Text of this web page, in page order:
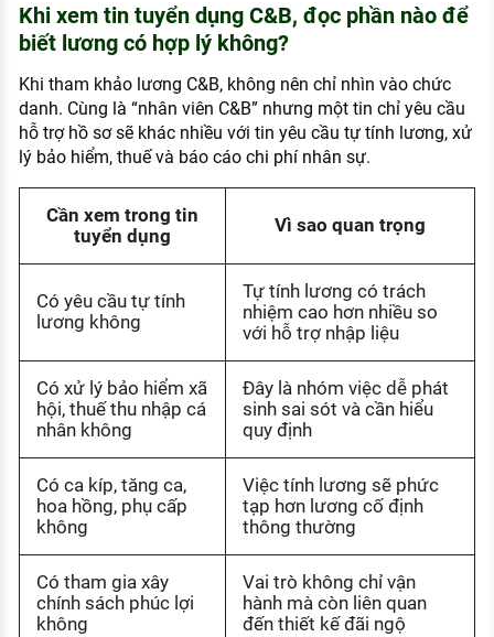
Khi xem tin tuyển dụng C&B, đọc phần nào để
biết lương có hợp lý không?
Khi tham khảo lương C&B, không nên chỉ nhìn vào chức
danh. Cùng là “nhân viên C&B” nhưng một tin chỉ yêu cầu
hỗ trợ hồ sơ sẽ khác nhiều với tin yêu cầu tự tính lương, xử
lý bảo hiểm, thuế và báo cáo chi phí nhân sự.
Cần xem trong tin
tuyển dụng
Vì sao quan trọng
Có yêu cầu tự tính
lương không
Tự tính lương có trách
nhiệm cao hơn nhiều so
với hỗ trợ nhập liệu
Có xử lý bảo hiểm xã
hội, thuế thu nhập cá
nhân không
Đây là nhóm việc dễ phát
sinh sai sót và cần hiểu
quy định
Có ca kíp, tăng ca,
hoa hồng, phụ cấp
không
Việc tính lương sẽ phức
tạp hơn lương cố định
thông thường
Có tham gia xây
chính sách phúc lợi
không
Vai trò không chỉ vận
hành mà còn liên quan
đến thiết kế đãi ngộ